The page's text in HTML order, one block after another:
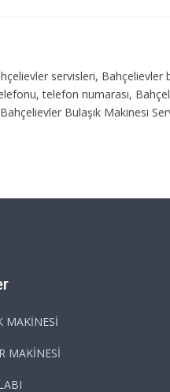
servisleri,
telefon numarası,
Bulaşık Makinesi
MAKİNESİ
MAKİNESİ